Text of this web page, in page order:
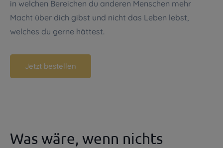
in welchen Bereichen du anderen Menschen mehr
Macht über dich gibst und nicht das Leben lebst,
welches du gerne hättest.
Jetzt bestellen
Was wäre, wenn nichts